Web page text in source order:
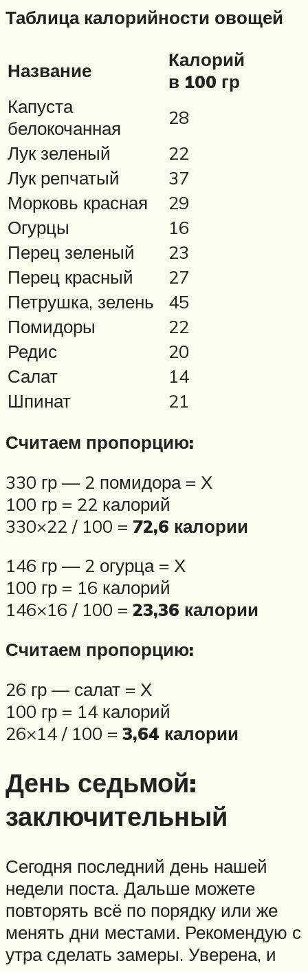
Таблица калорийности овощей
Название
Калорий
в 100 гр
Капуста
белокочанная
28
Лук зеленый
22
Лук репчатый
37
Морковь красная
29
Огурцы
16
Перец зеленый
23
Перец красный
27
Петрушка, зелень
45
Помидоры
22
Редис
20
Салат
14
Шпинат
21
Считаем пропорцию:
330 гр — 2 помидора = Х
100 гр = 22 калорий
330×22 / 100 = 72,6 калории
146 гр — 2 огурца = Х
100 гр = 16 калорий
146×16 / 100 = 23,36 калории
Считаем пропорцию:
26 гр — салат = Х
100 гр = 14 калорий
26×14 / 100 = 3,64 калории
День седьмой:
заключительный
Сегодня последний день нашей
недели поста. Дальше можете
повторять всё по порядку или же
менять дни местами. Рекомендую с
утра сделать замеры. Уверена, и